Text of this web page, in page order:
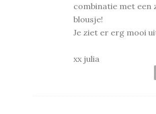
combinatie met een
blousje!
Je ziet er erg mooi
xx julia